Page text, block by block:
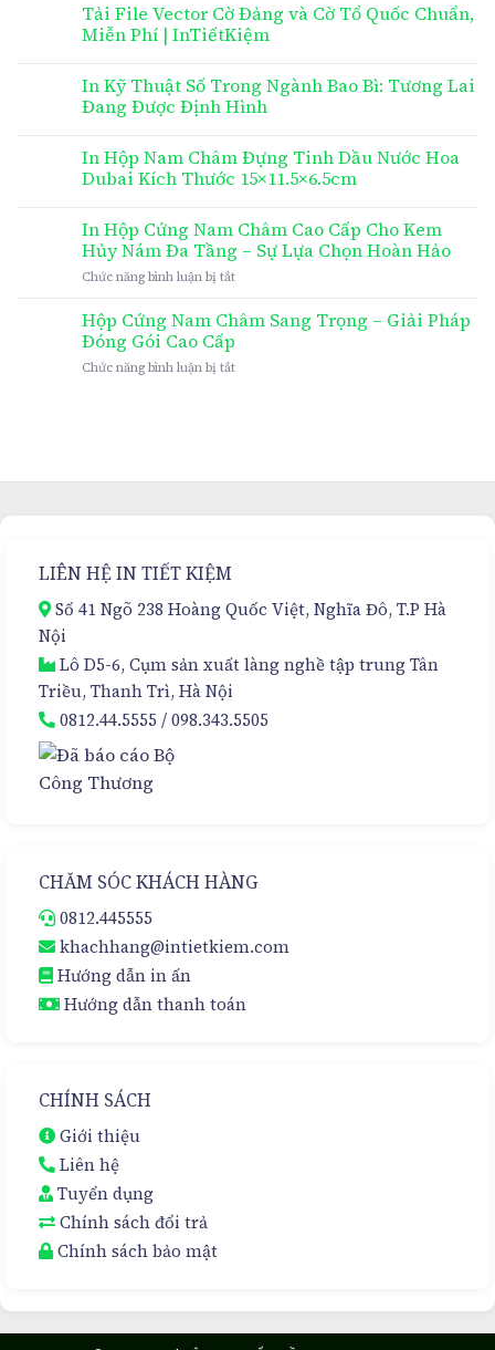
Tải File Vector Cờ Đảng và Cờ Tổ Quốc Chuẩn,
Miễn Phí | InTiếtKiệm
In Kỹ Thuật Số Trong Ngành Bao Bì: Tương Lai
Đang Được Định Hình
In Hộp Nam Châm Đựng Tinh Dầu Nước Hoa
Dubai Kích Thước 15×11.5×6.5cm
In Hộp Cứng Nam Châm Cao Cấp Cho Kem
Hủy Nám Đa Tầng – Sự Lựa Chọn Hoàn Hảo
Chức năng bình luận bị tắtở
Hộp
Cứng
Châm
Nám
Hoàn
Hộp Cứng Nam Châm Sang Trọng – Giải Pháp
Đóng Gói Cao Cấp
Chức năng bình luận bị tắtở
Trọng
Cấp
LIÊN HỆ IN TIẾT KIỆM
Số 41 Ngõ 238 Hoàng Quốc Việt, Nghĩa Đô, T.P Hà
Nội
Lô D5-6, Cụm sản xuất làng nghề tập trung Tân
Triều, Thanh Trì, Hà Nội
0812.44.5555 /098.343.5505
CHĂM SÓC KHÁCH HÀNG
0812.445555
khachhang@intietkiem.com
Hướng dẫn in ấn
Hướng dẫn thanh toán
CHÍNH SÁCH
Giới thiệu
Liên hệ
Tuyển dụng
Chính sách đổi trả
Chính sách bảo mật